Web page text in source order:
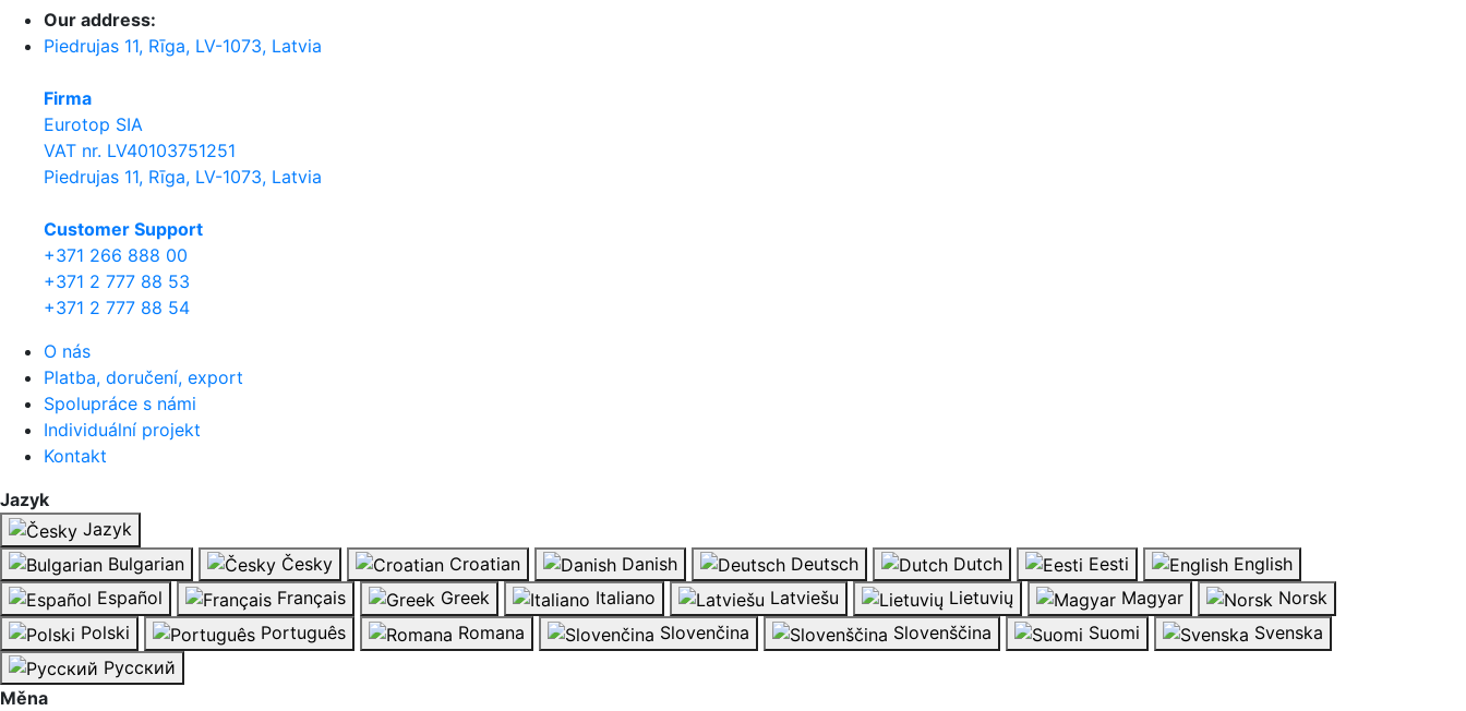
Our address:
Piedrujas 11, Rīga, LV-1073, Latvia
Firma
Eurotop SIA
VAT nr. LV40103751251
Piedrujas 11, Rīga, LV-1073, Latvia
Сustomer Support
+371 266 888 00
+371 2 777 88 53
+371 2 777 88 54
O nás
Platba, doručení, export
Spolupráce s námi
Individuální projekt
Kontakt
Jazyk
Jazyk
Bulgarian
Česky Croatian Danish Deutsch Dutch Eesti
English
Español
Français Greek Italiano Latviešu Lietuvių Magyar
Norsk
Polski
Português Romana Slovenčina Slovenščina Suomi
Svenska
Русский
Měna